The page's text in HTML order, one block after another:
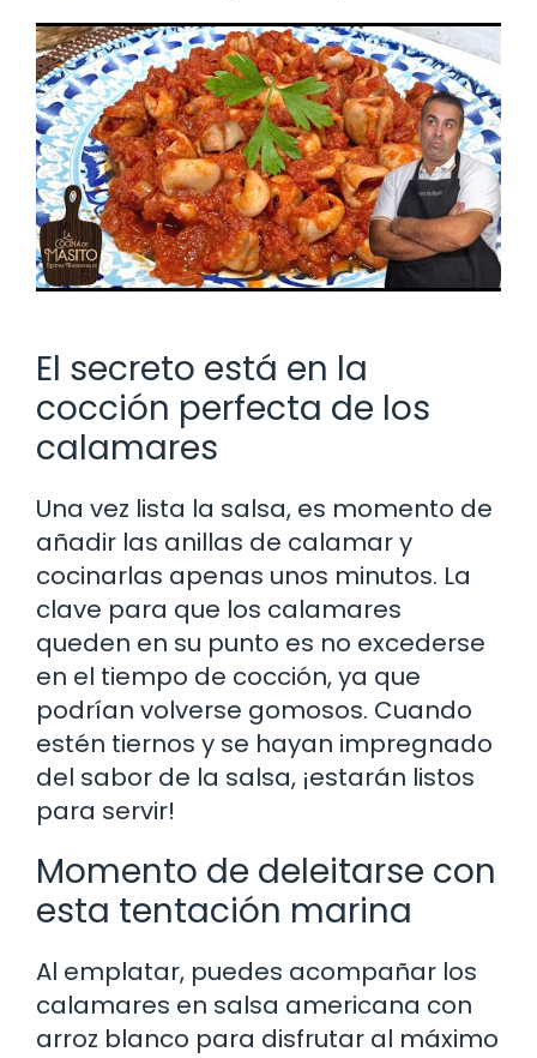
El secreto está en la
cocción perfecta de los
calamares
Una vez lista la salsa, es momento de
añadir las anillas de calamar y
cocinarlas apenas unos minutos. La
clave para que los calamares
queden en su punto es no excederse
en el tiempo de cocción, ya que
podrían volverse gomosos. Cuando
estén tiernos y se hayan impregnado
del sabor de la salsa, ¡estarán listos
para servir!
Momento de deleitarse con
esta tentación marina
Al emplatar, puedes acompañar los
calamares en salsa americana con
arroz blanco para disfrutar al máximo